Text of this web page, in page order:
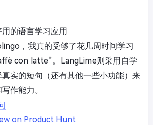
的语言学习应用
，我真的受够了花几周时间学习
con latte”。LangLime则采用自学
实的短句（还有其他一些小功能）来
作能力。
on Product Hunt